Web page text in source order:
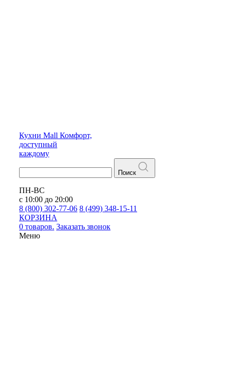
Кухни Mall Комфорт,
доступный
каждому
Поиск
ПН-ВС
с 10:00 до 20:00
8 (800) 302-77-06 8 (499) 348-15-11
КОРЗИНА
0 товаров. Заказать звонок
Меню